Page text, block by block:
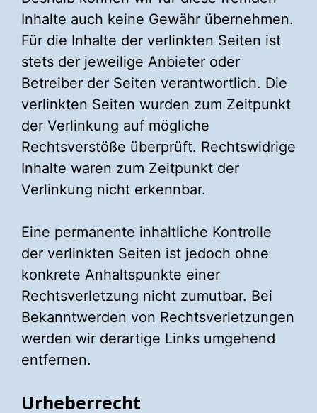
Inhalte auch keine Gewähr übernehmen.
Für die Inhalte der verlinkten Seiten ist
stets der jeweilige Anbieter oder
Betreiber der Seiten verantwortlich. Die
verlinkten Seiten wurden zum Zeitpunkt
der Verlinkung auf mögliche
Rechtsverstöße überprüft. Rechtswidrige
Inhalte waren zum Zeitpunkt der
Verlinkung nicht erkennbar.
Eine permanente inhaltliche Kontrolle
der verlinkten Seiten ist jedoch ohne
konkrete Anhaltspunkte einer
Rechtsverletzung nicht zumutbar. Bei
Bekanntwerden von Rechtsverletzungen
werden wir derartige Links umgehend
entfernen.
Urheberrecht